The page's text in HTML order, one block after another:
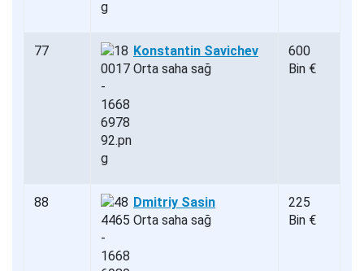
77
Konstantin Savichev
Orta saha sağ
600
Bin €
88
Dmitriy Sasin
Orta saha sağ
225
Bin €